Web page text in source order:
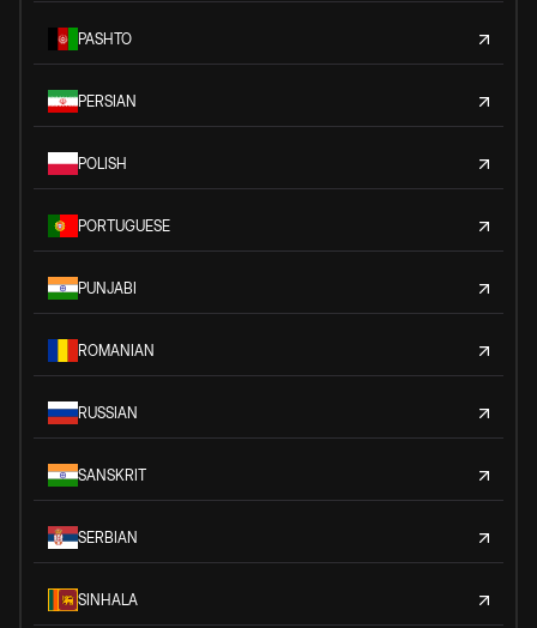
PASHTO
PERSIAN
POLISH
PORTUGUESE
PUNJABI
ROMANIAN
RUSSIAN
SANSKRIT
SERBIAN
SINHALA